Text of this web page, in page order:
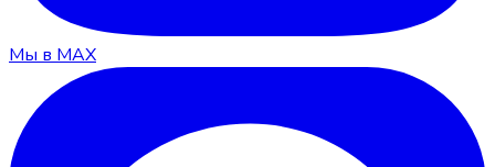
Мы в MAX